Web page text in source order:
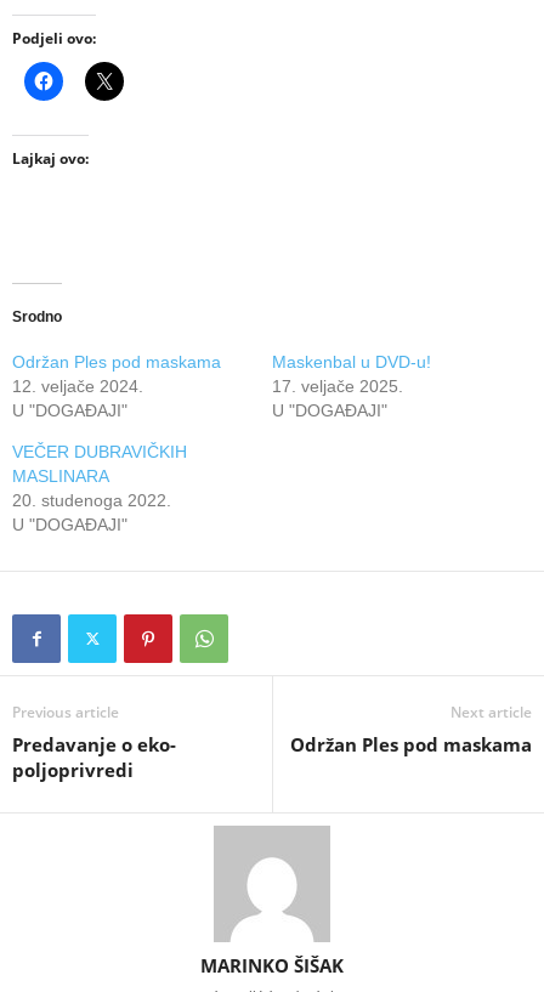
Podjeli ovo:
Lajkaj ovo:
Srodno
Održan Ples pod maskama
12. veljače 2024.
U "DOGAĐAJI"
Maskenbal u DVD-u!
17. veljače 2025.
U "DOGAĐAJI"
VEČER DUBRAVIČKIH
MASLINARA
20. studenoga 2022.
U "DOGAĐAJI"
Previous article
Predavanje o eko-
poljoprivredi
Next article
Održan Ples pod maskama
MARINKO ŠIŠAK